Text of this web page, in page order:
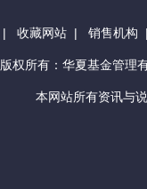
| 收藏网站 | 销售机构
版权所有：华夏基金管
本网站所有资讯与